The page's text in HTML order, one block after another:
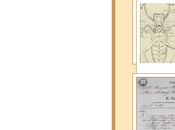
z optiky,
a
Ludvíkova
brouka.